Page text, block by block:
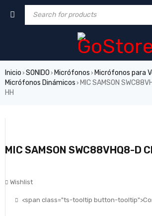
Inicio › SONIDO › Micrófonos › Micrófonos para
Micrófonos Dinámicos › MIC SAMSON
HH
MIC SAMSON SWC88VHQ8-D
Wishlist
<span class="ts-tooltip button-